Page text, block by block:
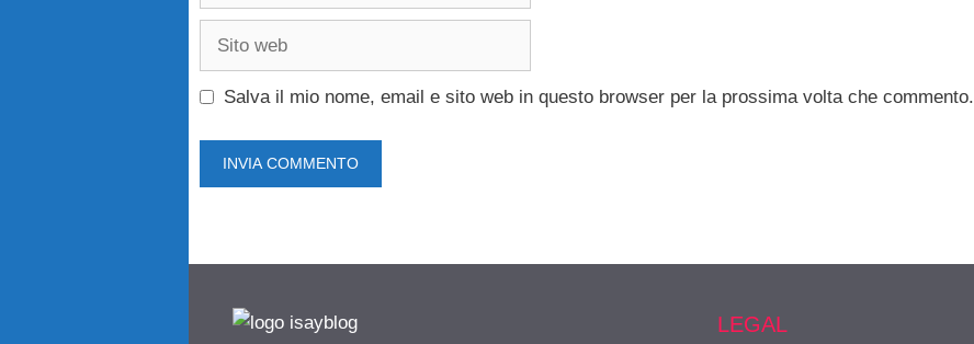
Sito
Salva il mio nome, email e sito web in questo browser per la prossima volta che commento.
LEGAL